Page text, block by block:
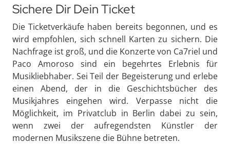
Sichere Dir Dein Ticket
Die Ticketverkäufe haben bereits begonnen, und es
wird empfohlen, sich schnell Karten zu sichern. Die
Nachfrage ist groß, und die Konzerte von Ca7riel und
Paco Amoroso sind ein begehrtes Erlebnis für
Musikliebhaber. Sei Teil der Begeisterung und erlebe
einen Abend, der in die Geschichtsbücher des
Musikjahres eingehen wird. Verpasse nicht die
Möglichkeit, im Privatclub in Berlin dabei zu sein,
wenn zwei der aufregendsten Künstler der
modernen Musikszene die Bühne betreten.